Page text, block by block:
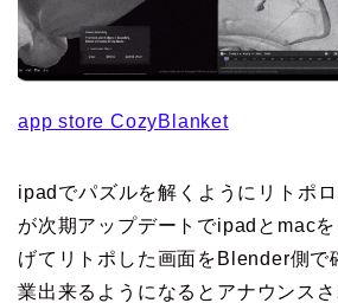
app store CozyBlanket
ipadでパズルを解くようにリトポ
が次期アップデートでipadとmac
げてリトポした画面をBlender側で
業出来るようになるとアナウンス